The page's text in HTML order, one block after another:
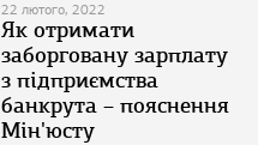
22 лютого, 2022
Як отримати
заборговану зарплату
з підприємства
банкрута – пояснення
Мін'юсту